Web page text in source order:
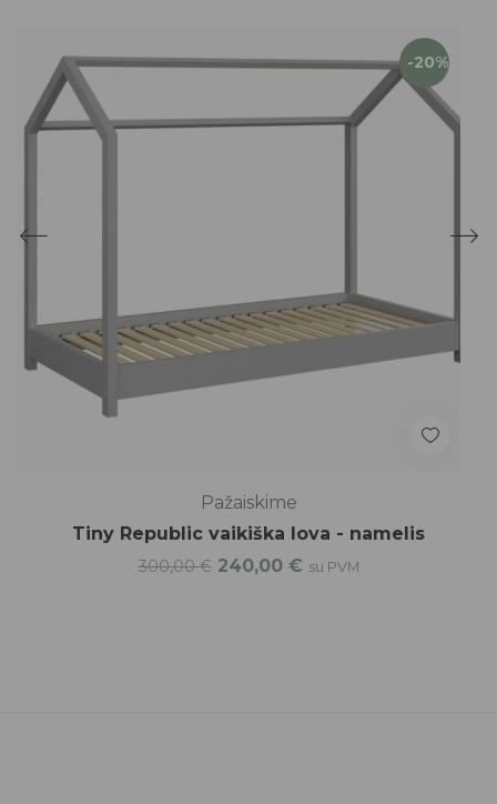
-20%
Pažaiskime
Tiny Republic vaikiška lova - namelis
300,00€ 240,00 € su PVM